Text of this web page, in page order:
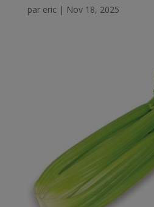
par eric | Nov 18, 2025